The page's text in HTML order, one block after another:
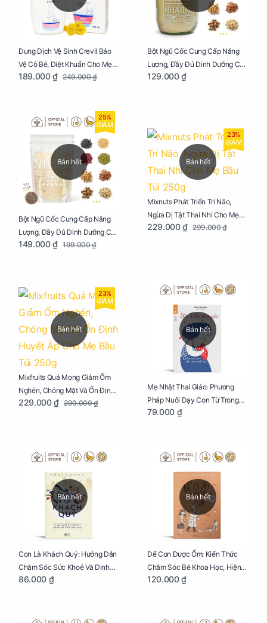
Dung Dịch Vệ Sinh Crevil Bảo
Vệ Cô Bé, Diệt Khuẩn Cho Mẹ
Bầu Chai 100ml
189.000 ₫ 249.000 ₫
Bột Ngũ Cốc Cung Cấp Năng
Lượng, Đầy Đủ Dinh Dưỡng Cho
Mẹ Bầu Hũ 250g
129.000 ₫
Bán hết
25%
GIẢM
Bột Ngũ Cốc Cung Cấp Năng
Lượng, Đầy Đủ Dinh Dưỡng Cho
Mẹ Bầu Túi 250g
149.000 ₫ 199.000 ₫
Bán hết
23%
GIẢM
Mixnuts Phát Triển Trí Não,
Ngừa Dị Tật Thai Nhi Cho Mẹ
Bầu Túi 250g
229.000 ₫ 299.000 ₫
Bán hết
23%
GIẢM
Mixfruits Quả Mọng Giảm Ốm
Nghén, Chóng Mặt Và Ổn Định
Huyết Áp Cho Mẹ Bầu Túi 250g
229.000 ₫ 299.000 ₫
Bán hết
Mẹ Nhật Thai Giáo: Phương
Pháp Nuôi Dạy Con Từ Trong
Bụng Mẹ
79.000 ₫
Bán hết
Con Là Khách Quý: Hướng Dẫn
Chăm Sóc Sức Khoẻ Và Dinh
Dưỡng Cho Bé
86.000 ₫
Bán hết
Để Con Được Ốm: Kiến Thức
Chăm Sóc Bé Khoa Học, Hiện
Đại
120.000 ₫